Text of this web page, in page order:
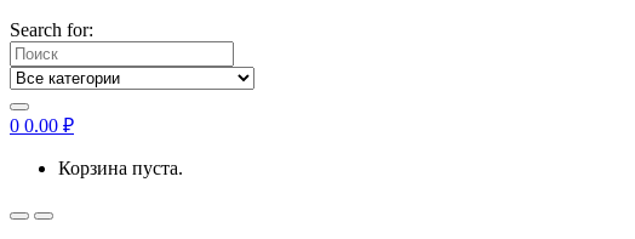
Search for:
0 0.00 ₽
Корзина пуста.